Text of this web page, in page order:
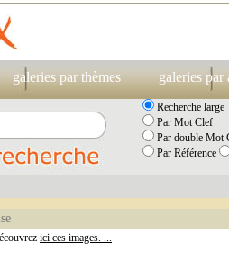
galeries par thèmes galeries par
Recherche large
Par Mot Clef
Par double Mot
Par Référence
ici ces images. ...